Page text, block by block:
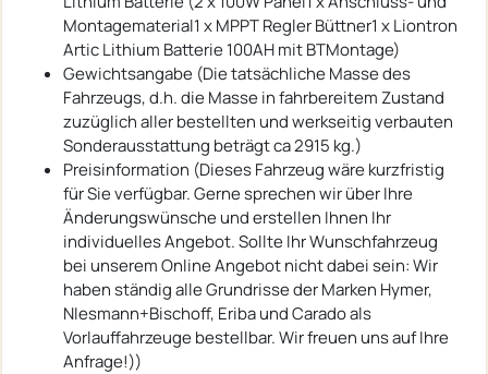
Montagematerial1 x MPPT Regler Büttner1 x Liontron
Artic Lithium Batterie 100AH mit BTMontage)
Gewichtsangabe (Die tatsächliche Masse des
Fahrzeugs, d.h. die Masse in fahrbereitem Zustand
zuzüglich aller bestellten und werkseitig verbauten
Sonderausstattung beträgt ca 2915 kg.)
Preisinformation (Dieses Fahrzeug wäre kurzfristig
für Sie verfügbar. Gerne sprechen wir über Ihre
Änderungswünsche und erstellen Ihnen Ihr
individuelles Angebot. Sollte Ihr Wunschfahrzeug
bei unserem Online Angebot nicht dabei sein: Wir
haben ständig alle Grundrisse der Marken Hymer,
NIesmann+Bischoff, Eriba und Carado als
Vorlauffahrzeuge bestellbar. Wir freuen uns auf Ihre
Anfrage!))